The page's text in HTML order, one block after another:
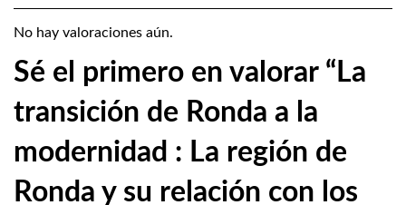
No hay valoraciones aún.
Sé el primero en valorar “La
transición de Ronda a la
modernidad : La región de
Ronda y su relación con los